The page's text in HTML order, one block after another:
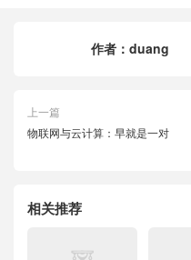
作者： duang
上一篇
物联网与云计算：早就是一对
相关推荐